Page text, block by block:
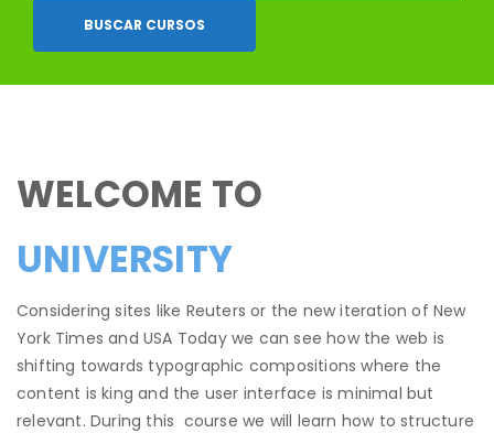
BUSCAR CURSOS
WELCOME TO
UNIVERSITY
Considering sites like Reuters or the new iteration of New
York Times and USA Today we can see how the web is
shifting towards typographic compositions where the
content is king and the user interface is minimal but
relevant. During this course we will learn how to structure